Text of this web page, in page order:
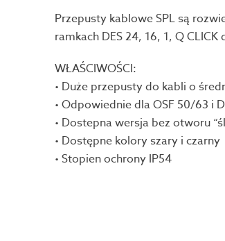
Przepusty kablowe SPL są
ramkach DES 24, 16, 1, Q
WŁAŚCIWOŚCI:
• Duże przepusty do kabli o
• Odpowiednie dla OSF 50/63 i
• Dostepna wersja bez otworu
• Dostępne kolory szary i czarny
• Stopien ochrony IP54